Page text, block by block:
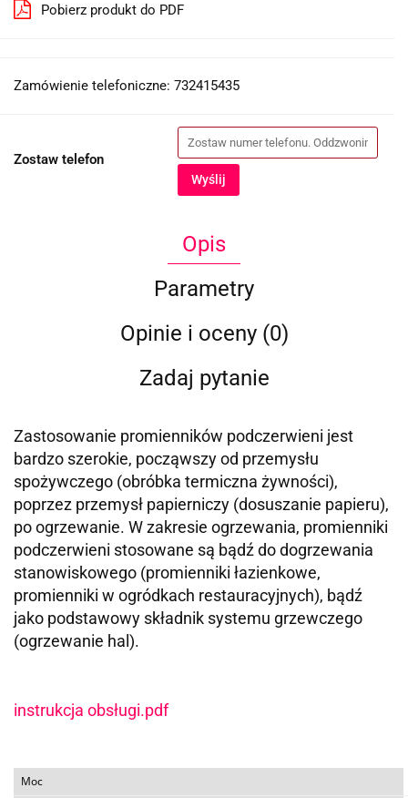
Pobierz produkt do PDF
Zamówienie telefoniczne: 732415435
Zostaw telefon
Wyślij
Opis
Parametry
Opinie i oceny (0)
Zadaj pytanie
Zastosowanie promienników podczerwieni jest
bardzo szerokie, począwszy od przemysłu
spożywczego (obróbka termiczna żywności),
poprzez przemysł papierniczy (dosuszanie papieru),
po ogrzewanie. W zakresie ogrzewania, promienniki
podczerwieni stosowane są bądź do dogrzewania
stanowiskowego (promienniki łazienkowe,
promienniki w ogródkach restauracyjnych), bądź
jako podstawowy składnik systemu grzewczego
(ogrzewanie hal).
instrukcja obsługi.pdf
Moc